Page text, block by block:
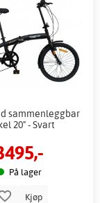
sammenleggbar
20" - Svart
På lager
Kjøp